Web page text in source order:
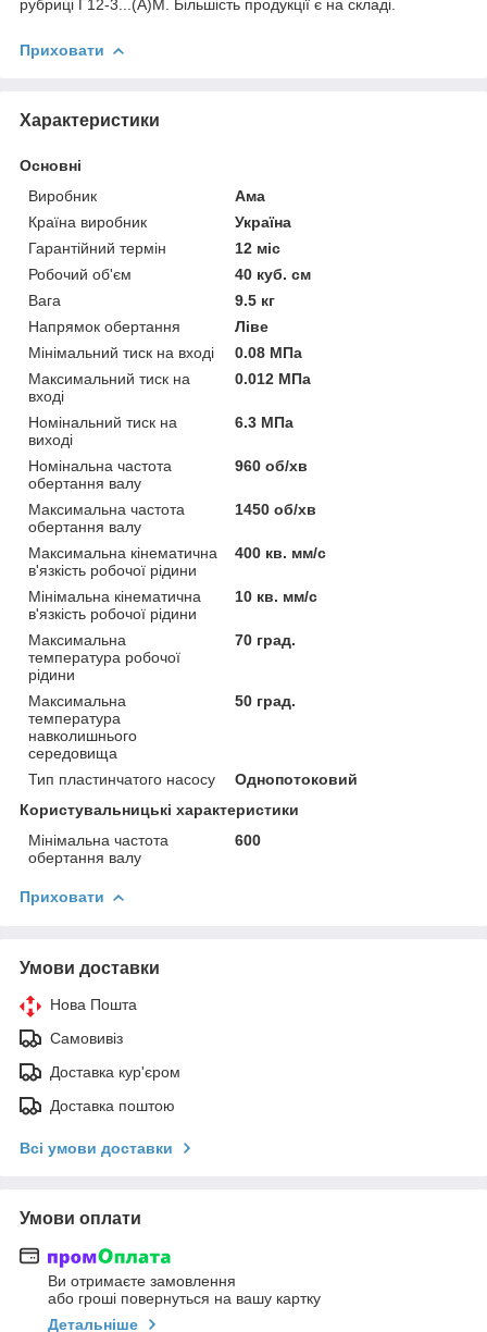
рубриці Г12-3...(А)М. Більшість продукції є на складі.
Приховати
Характеристики
Основні
Виробник
Ама
Країна виробник
Україна
Гарантійний термін
12 міс
Робочий об'єм
40 куб. см
Вага
9.5 кг
Напрямок обертання
Ліве
Мінімальний тиск на вході
0.08 МПа
Максимальний тиск на
вході
0.012 МПа
Номінальний тиск на
виході
6.3 МПа
Номінальна частота
обертання валу
960 об/хв
Максимальна частота
обертання валу
1450 об/хв
Максимальна кінематична
в'язкість робочої рідини
400 кв. мм/с
Мінімальна кінематична
в'язкість робочої рідини
10 кв. мм/с
Максимальна
температура робочої
рідини
70 град.
Максимальна
температура
навколишнього
середовища
50 град.
Тип пластинчатого насосу
Однопотоковий
Користувальницькі характеристики
Мінімальна частота
обертання валу
600
Приховати
Умови доставки
Нова Пошта
Самовивіз
Доставка кур'єром
Доставка поштою
Всі умови доставки
Умови оплати
Ви отримаєте замовлення
або гроші повернуться на вашу картку
Детальніше